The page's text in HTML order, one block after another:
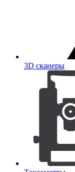
3D сканеры